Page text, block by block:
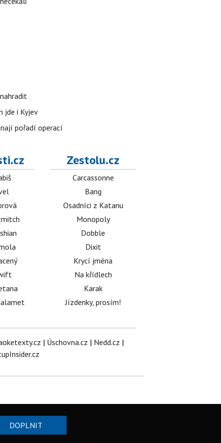
jde i Kyjev
pořadí operací
Zestolu.cz
Carcassonne
Bang
Osadníci z Katanu
Monopoly
Dobble
Dixit
Krycí jména
Na křídlech
Karak
Jízdenky, prosím!
| Úschovna.cz | Nedd.cz |
DOPLNIT